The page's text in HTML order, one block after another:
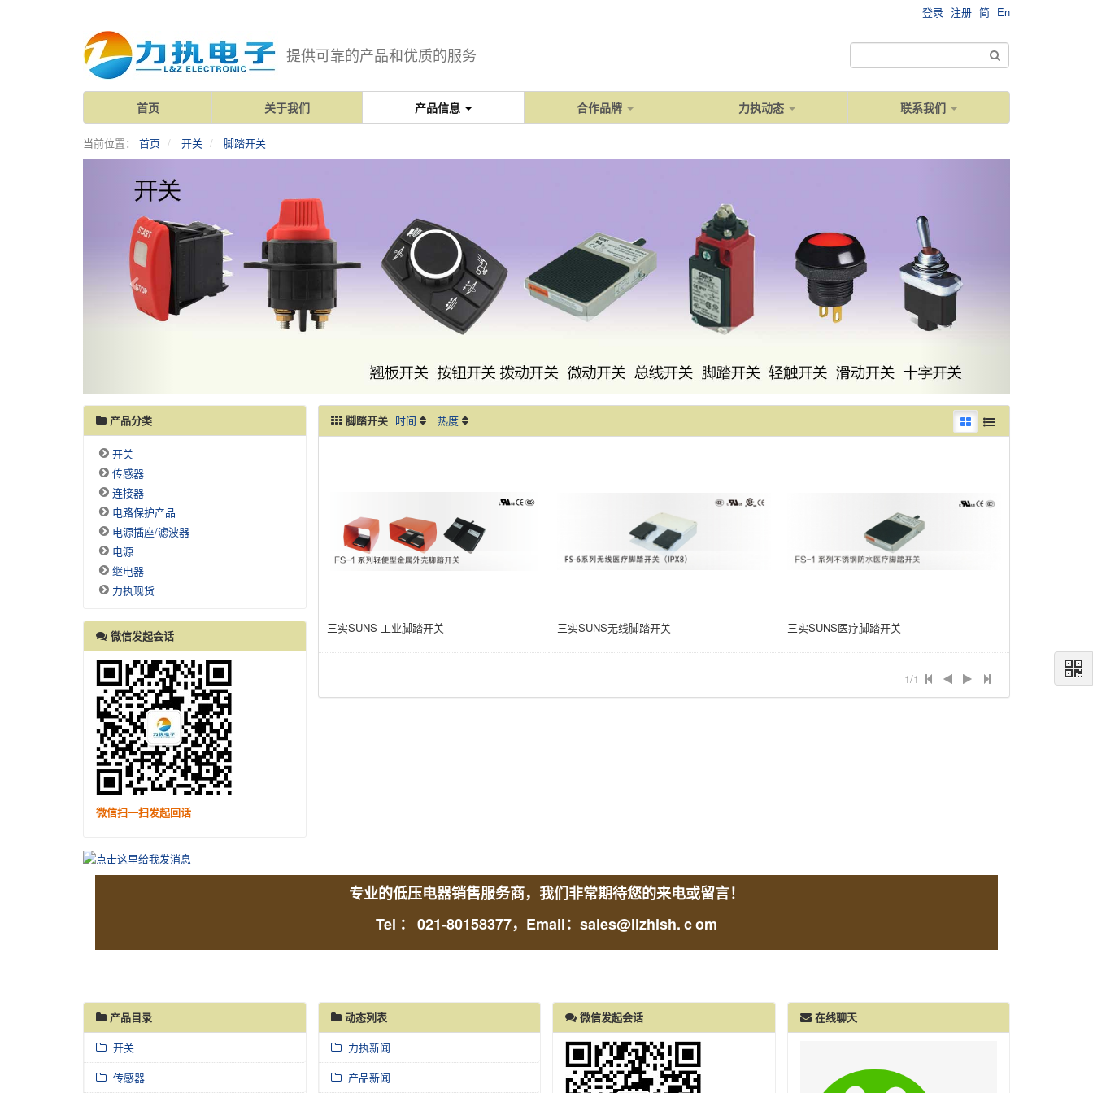
登录 注册 简 En
提供可靠的产品和优质的服务
首页 关于我们 产品信息 合作品牌 力执动态 联系我们
当前位置： 首页 开关 脚踏开关
脚踏开关 时间 热度
三实SUNS 工业脚踏开关 三实SUNS无线脚踏开关 三实SUNS医疗脚踏开关
1/1
产品分类
开关
传感器
连接器
电路保护产品
电源插座/滤波器
电源
继电器
力执现货
微信发起会话
微信扫一扫发起回话
专业的低压电器销售服务商，我们非常期待您的来电或留言！
Tel ： 021-80158377，Email：sales@lizhish.com
产品目录
开关
传感器
动态列表
力执新闻
产品新闻
微信发起会话 在线聊天